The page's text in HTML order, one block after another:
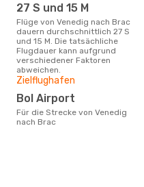
27 S und 15 M
Flüge von Venedig nach Brac
dauern durchschnittlich 27 S
und 15 M. Die tatsächliche
Flugdauer kann aufgrund
verschiedener Faktoren
abweichen.
Zielflughafen
Bol Airport
Für die Strecke von Venedig
nach Brac